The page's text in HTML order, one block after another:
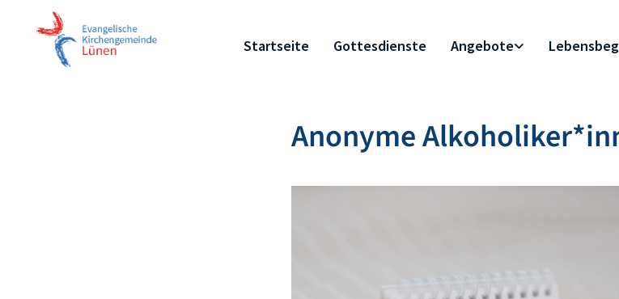
Startseite Gottesdienste Angebote
Anonyme